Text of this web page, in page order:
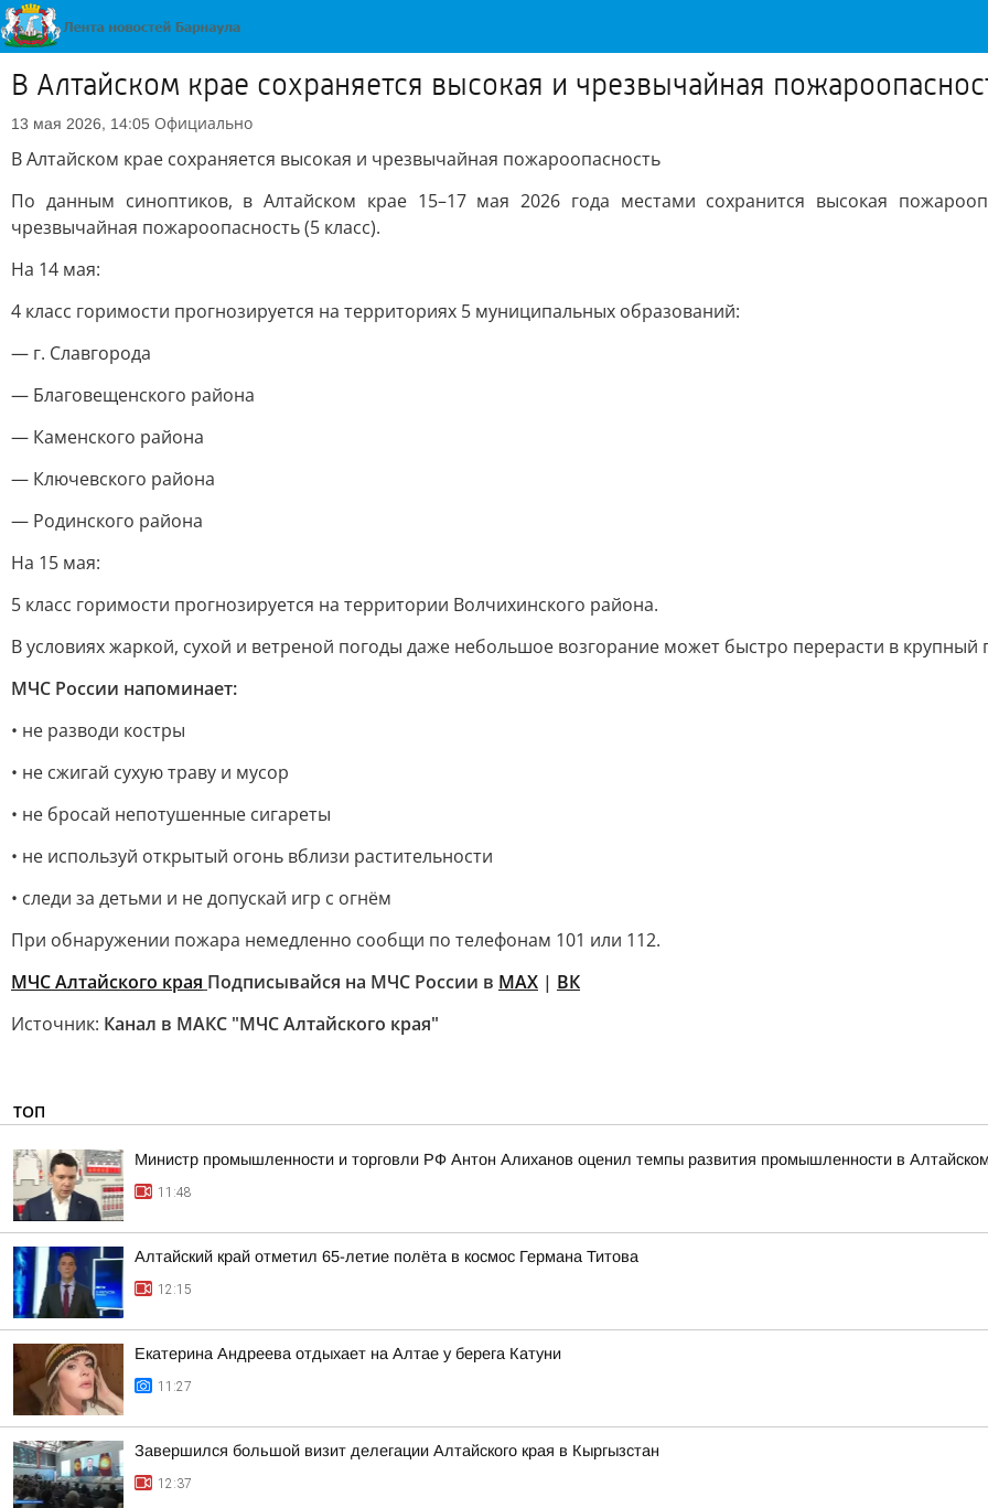
В Алтайском крае сохраняется высокая и чрезвычайная
13 мая 2026, 14:05 Официально
В Алтайском крае сохраняется высокая и чрезвычайная пожароопасность
По данным синоптиков, в Алтайском крае 15–17 мая 2026 года местами сохранится высокая
чрезвычайная пожароопасность (5 класс).
На 14 мая:
4 класс горимости прогнозируется на территориях 5 муниципальных образований:
— г. Славгорода
— Благовещенского района
— Каменского района
— Ключевского района
— Родинского района
На 15 мая:
5 класс горимости прогнозируется на территории Волчихинского района.
В условиях жаркой, сухой и ветреной погоды даже небольшое возгорание может быстро перерасти в крупный
МЧС России напоминает:
• не разводи костры
• не сжигай сухую траву и мусор
• не бросай непотушенные сигареты
• не используй открытый огонь вблизи растительности
• следи за детьми и не допускай игр с огнём
При обнаружении пожара немедленно сообщи по телефонам 101 или 112.
МЧС Алтайского края Подписывайся на МЧС России в MAX | ВК
Источник: Канал в МАКС "МЧС Алтайского края"
ТОП
Министр промышленности и торговли РФ Антон Алиханов оценил темпы развития промышленности в
11:48
Алтайский край отметил 65-летие полёта в космос Германа Титова
12:15
Екатерина Андреева отдыхает на Алтае у берега Катуни
11:27
Завершился большой визит делегации Алтайского края в Кыргызстан
12:37